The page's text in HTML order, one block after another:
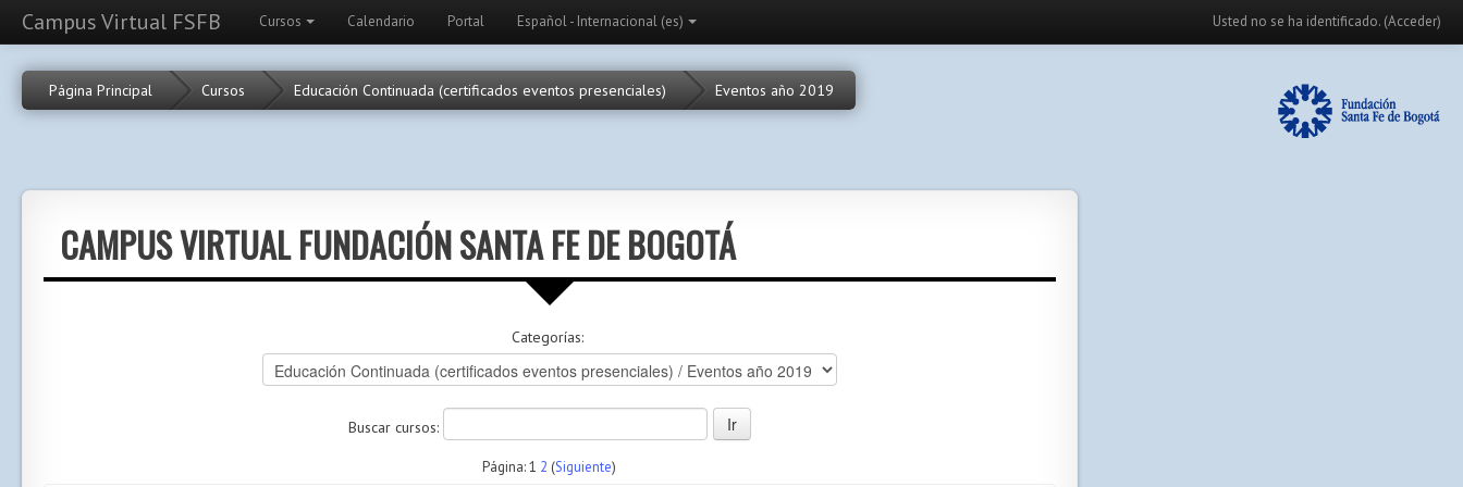
Campus Virtual FSFB Usted no se ha identificado. (Acceder)
Cursos Calendario Portal Español - Internacional (es)
Página Principal Cursos Educación Continuada (certificados eventos presenciales) Eventos año 2019
CAMPUS VIRTUAL FUNDACIÓN SANTA FE DE BOGOTÁ
Categorías:
Buscar cursos:
Página:1 2 (Siguiente)